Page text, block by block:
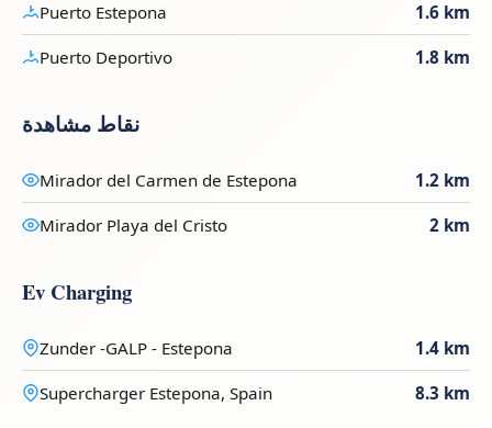
Puerto Estepona 1.6 km
Puerto Deportivo 1.8 km
نقاط مشاهدة
Mirador del Carmen de Estepona 1.2 km
Mirador Playa del Cristo 2 km
Ev Charging
Zunder -GALP - Estepona 1.4 km
Supercharger Estepona, Spain 8.3 km